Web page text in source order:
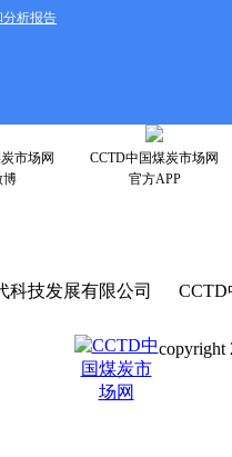
分析报告
市场网
博
CCTD中国煤炭市场网
官方APP
科技发展有限公司
copyright